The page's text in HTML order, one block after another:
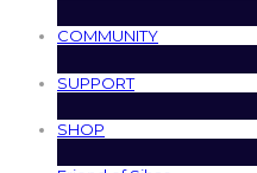
COMMUNITY
SUPPORT
SHOP